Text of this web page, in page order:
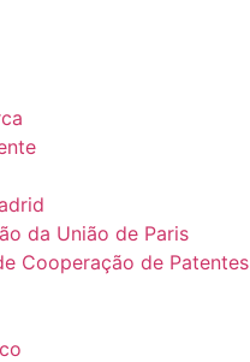
da União de Paris
Cooperação de Patentes